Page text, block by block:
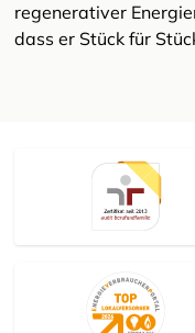
regenerativer
dass er Stück für